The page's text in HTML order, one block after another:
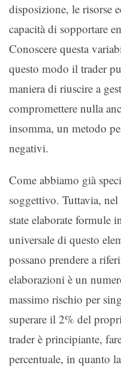
disposizione, le risorse
capacità di sopportare
Conoscere questa
questo modo il trader
maniera di riuscire a
compromettere nulla
insomma, un metodo
negativi.
Come abbiamo già
soggettivo. Tuttavia,
state elaborate formule
universale di questo
possano prendere a
elaborazioni è un
massimo rischio per
superare il 2% del
trader è principiante,
percentuale, in quanto